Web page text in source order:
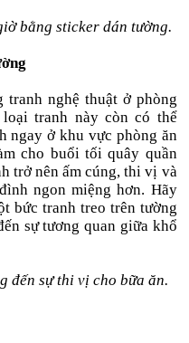
bằng sticker dán tường.
nghệ thuật ở phòng
tranh này còn có thể
ngay ở khu vực phòng ăn
cho buổi tối quây quần
trở nên ấm cúng, thi vị và
ngon miệng hơn. Hãy
bức tranh treo trên tường
sự tương quan giữa khổ
đến sự thi vị cho bữa ăn.